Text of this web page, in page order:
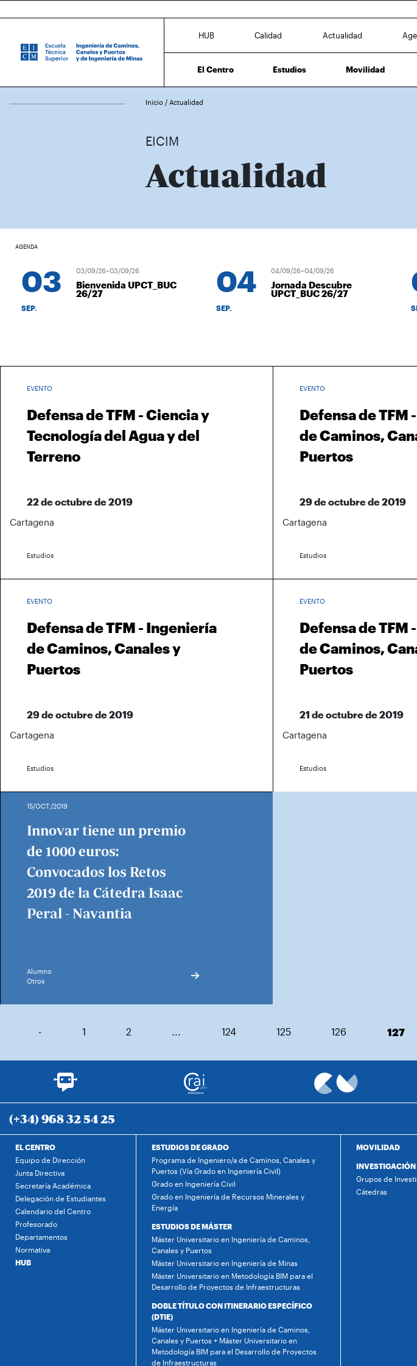
HUB Calidad Actualidad
El Centro Estudios Movilidad
Inicio / Actualidad
EICIM
Actualidad
AGENDA
03
SEP.
03/09/26–03/09/26
Bienvenida UPCT_BUC
26/27 04
SEP.
04/09/26–04/09/26
Jornada Descubre
UPCT_BUC 26/27
EVENTO
Defensa de TFM - Ciencia y
Tecnología del Agua y del
Terreno
22 de octubre de 2019
Cartagena
Estudios
EVENTO
Defensa de TFM
de Caminos,
Puertos
29 de octubre de 2019
Cartagena
Estudios
EVENTO
Defensa de TFM - Ingeniería
de Caminos, Canales y
Puertos
29 de octubre de 2019
Cartagena
Estudios
EVENTO
Defensa de TFM
de Caminos,
Puertos
21 de octubre de 2019
Cartagena
Estudios
15/OCT./2019
Innovar tiene un premio
de 1000 euros:
Convocados los Retos
2019 de la Cátedra Isaac
Peral - Navantia
Alumno
Otros
- 1 2 ... 124 125 126 127
(+34) 968 32 54 25
EL CENTRO
Equipo de Dirección
Junta Directiva
Secretaría Académica
Delegación de Estudiantes
Calendario del Centro
Profesorado
Departamentos
Normativa
HUB
ESTUDIOS DE GRADO
Programa de Ingeniero/a de Caminos, Canales y
Puertos (Vía Grado en Ingeniería Civil)
Grado en Ingeniería Civil
Grado en Ingeniería de Recursos Minerales y
Energía
ESTUDIOS DE MÁSTER
Máster Universitario en Ingeniería de Caminos,
Canales y Puertos
Máster Universitario en Ingeniería de Minas
Máster Universitario en Metodología BIM para el
Desarrollo de Proyectos de Infraestructuras
DOBLE TÍTULO CON ITINERARIO ESPECÍFICO
(DTIE)
Máster Universitario en Ingeniería de Caminos,
Canales y Puertos + Máster Universitario en
Metodología BIM para el Desarrollo de Proyectos
de Infraestructuras
MOVILIDAD
INVESTIGACIÓN
Grupos de
Cátedras